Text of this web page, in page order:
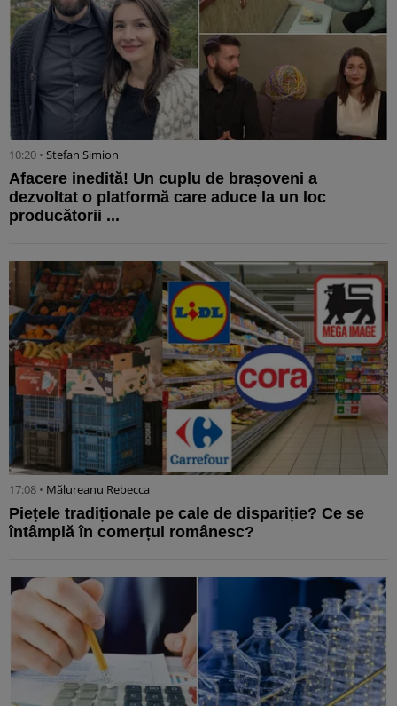
10:20 • Stefan Simion
Afacere inedită! Un cuplu de brașoveni a
dezvoltat o platformă care aduce la un loc
producătorii ...
17:08 • Mălureanu Rebecca
Piețele tradiționale pe cale de dispariție? Ce se
întâmplă în comerțul românesc?